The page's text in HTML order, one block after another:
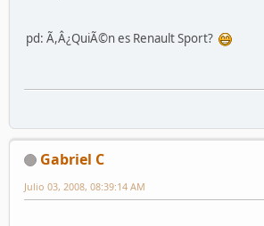
pd: Ã,Â¿QuiÃ©n es Renault Sport?
Gabriel C
Julio 03, 2008, 08:39:14 AM